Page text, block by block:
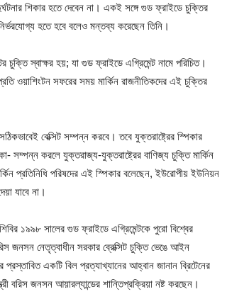
দুর্ঘটনার শিকার হতে দেবেন না। একই সঙ্গে গুড ফ্রাইডে চুক্তির
হতে হবে বলেও মন্তব্য করেছেন তিনি।
স্বাক্ষর হয়; যা গুড ফ্রাইডে এগ্রিমেন্ট নামে পরিচিত।
ওয়াশিংটন সফরের সময় মার্কিন রাজনীতিকদের এই চুক্তির
বেক্সিট সম্পন্ন করবে। তবে যুক্তরাষ্ট্রের স্পিকার
সম্পন্ন করলে যুক্তরাজ্য-যুক্তরাষ্ট্রের বাণিজ্য চুক্তি মার্কিন
প্রতিনিধি পরিষদের এই স্পিকার বলেছেন, ইউরোপীয় ইউনিয়ন
যাবে না।
১৯৯৮ সালের গুড ফ্রাইডে এগ্রিমেন্টকে পুরো বিশ্বের
জনসন নেতৃত্বাধীন সরকার ব্রেক্সিট চুক্তি ভেঙে আইন
একটি বিল প্রত্যাখ্যানের আহ্বান জানান ব্রিটেনের
বরিস জনসন আয়ারল্যান্ডের শান্তিপ্রক্রিয়া নষ্ট করছেন।